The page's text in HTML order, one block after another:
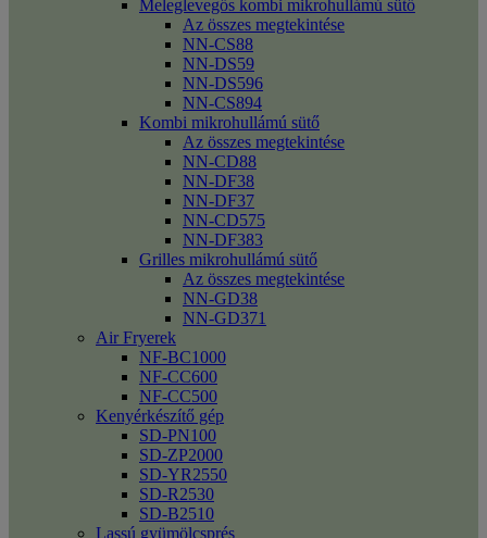
Meleglevegős kombi mikrohullámú sütő
Az összes megtekintése
NN-CS88
NN-DS59
NN-DS596
NN-CS894
Kombi mikrohullámú sütő
Az összes megtekintése
NN-CD88
NN-DF38
NN-DF37
NN-CD575
NN-DF383
Grilles mikrohullámú sütő
Az összes megtekintése
NN-GD38
NN-GD371
Air Fryerek
NF-BC1000
NF-CC600
NF-CC500
Kenyérkészítő gép
SD-PN100
SD-ZP2000
SD-YR2550
SD-R2530
SD-B2510
Lassú gyümölcsprés